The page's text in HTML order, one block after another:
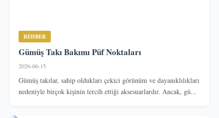
REHBER
Gümüş Takı Bakımı Püf Noktaları
2026-06-15
Gümüş takılar, sahip oldukları çekici görünüm ve dayanıklılıkları
nedeniyle birçok kişinin tercih ettiği aksesuarlardır. Ancak, gü...